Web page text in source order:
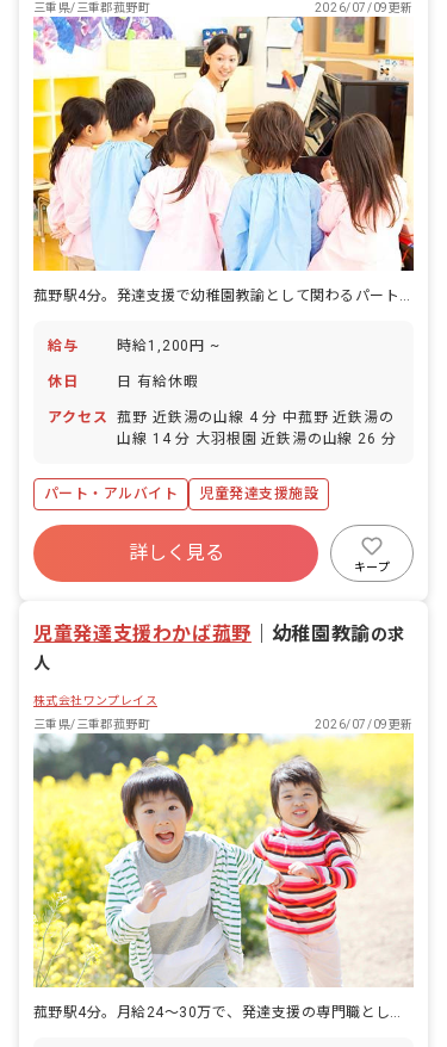
三重県/三重郡菰野町
2026/07/09更新
菰野駅4分。発達支援で幼稚園教諭として関わるパートの仕事
給与 時給1,200円 ~
休日 日 有給休暇
アクセス
菰野 近鉄湯の山線 4 分 中菰野 近鉄湯の
山線 14 分 大羽根園 近鉄湯の山線 26 分
パート・アルバイト 児童発達支援施設
詳しく見る
キープ
児童発達支援わかば菰野 幼稚園教諭の求
人
株式会社ワンプレイス
三重県/三重郡菰野町
2026/07/09更新
菰野駅4分。月給24〜30万で、発達支援の専門職として働く